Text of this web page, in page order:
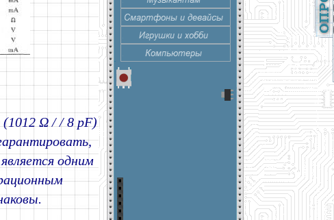
(1012 Ω / / 8 pF)
одним